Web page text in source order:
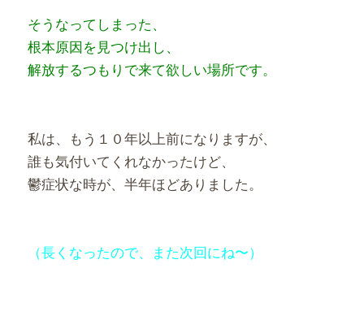
そうなってしまった、
根本原因を見つけ出し、
解放するつもりで来て欲しい場所です。
私は、もう１０年以上前になりますが、
誰も気付いてくれなかったけど、
鬱症状な時が、半年ほどありました。
（長くなったので、また次回にね〜）